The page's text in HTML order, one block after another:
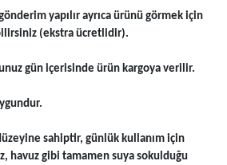
yapılır ayrıca ürünü görmek için
(ekstra ücretlidir).
gün içerisinde ürün kargoya verilir.
sahiptir, günlük kullanım için
havuz gibi tamamen suya sokulduğu